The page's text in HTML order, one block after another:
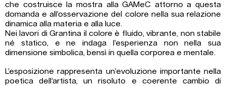
che costruisce la mostra alla GAMeC attorno a questa
domanda e all’osservazione del colore nella sua relazione
dinamica alla materia e alla luce.
Nei lavori di Grantina il colore è fluido, vibrante, non stabile
né statico, e ne indaga l’esperienza non nella sua
dimensione simbolica, bensì in quella corporea e mentale.
L’esposizione rappresenta un’evoluzione importante nella
poetica dell’artista, un risoluto e coerente cambio di